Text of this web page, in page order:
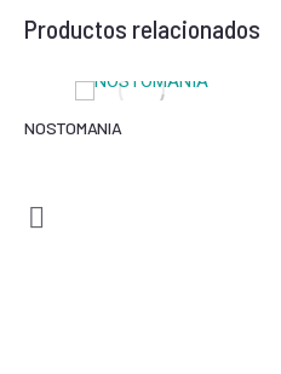
Productos relacionados
NOSTOMANIA